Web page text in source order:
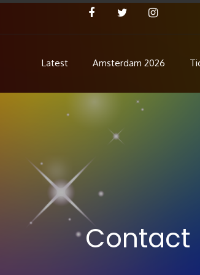
Latest Amsterdam 2026
Contact